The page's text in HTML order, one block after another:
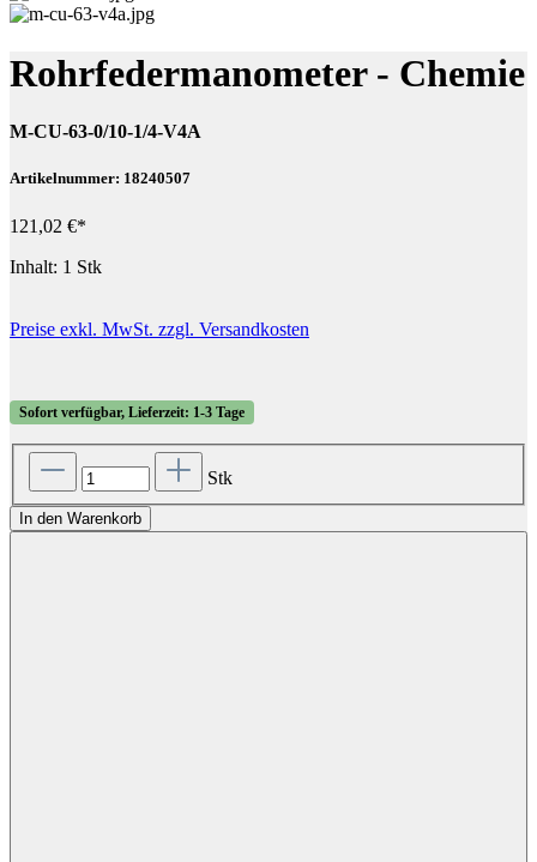
Rohrfedermanometer - Chemie
M-CU-63-0/10-1/4-V4A
Artikelnummer: 18240507
121,02 €*
Inhalt: 1 Stk
Preise exkl. MwSt. zzgl. Versandkosten
Sofort verfügbar, Lieferzeit: 1-3 Tage
Stk
In den Warenkorb